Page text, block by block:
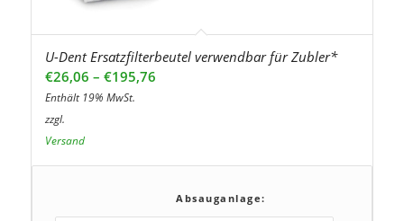
U-Dent Ersatzfilterbeutel verwendbar für Zubler*
€26,06 – €195,76Preisspanne:
Enthält 19% MwSt.
zzgl.
Versand
Absauganlage: